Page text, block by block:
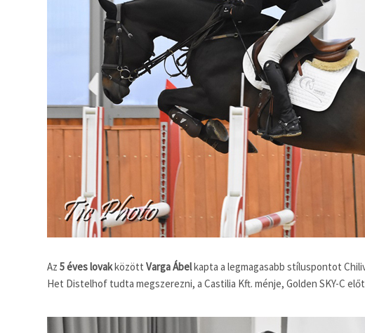
Az 5 éves lovakközött Varga Ábelkapta a legmagasabb stíluspontot
Het Distelhof tudta megszerezni, a Castilia Kft. ménje, Golden SKY-C